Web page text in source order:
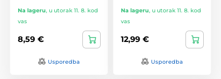
Na lageru, u utorak 11. 8. kod
vas
8,59 €
Usporedba
Na lageru, u utorak 11. 8. kod
vas
12,99 €
Usporedba